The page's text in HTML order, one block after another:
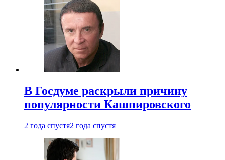
В Госдуме раскрыли причину
популярности Кашпировского
2 года спустя2 года спустя